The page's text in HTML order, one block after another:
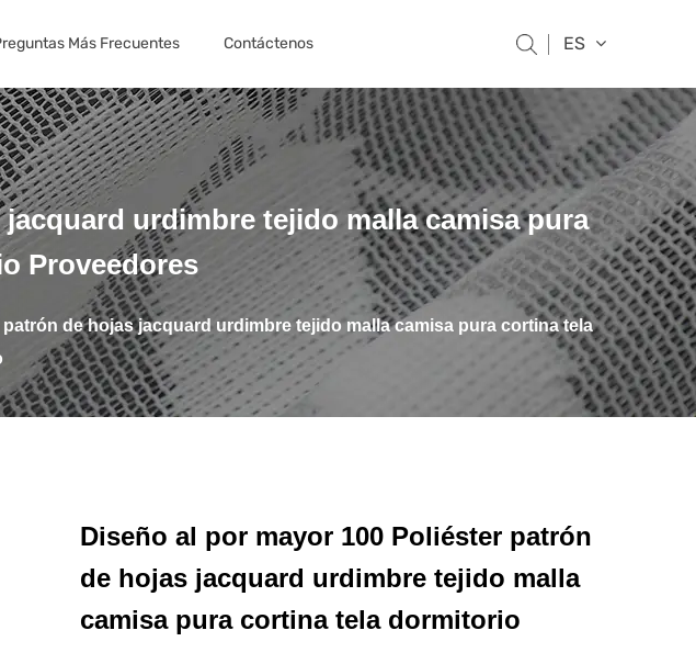
Más Frecuentes Contáctenos ES
urdimbre tejido malla camisa pura
Proveedores
de hojas jacquard urdimbre tejido malla camisa pura cortina tela
Diseño al por mayor 100 Poliéster patrón
de hojas jacquard urdimbre tejido malla
camisa pura cortina tela dormitorio